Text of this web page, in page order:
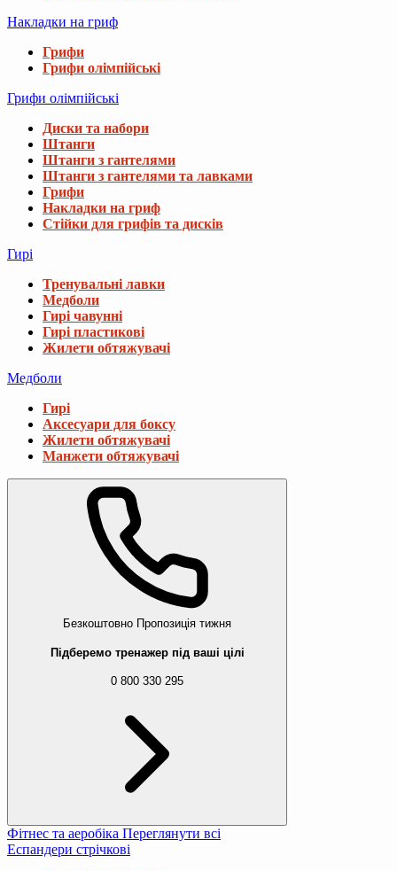
Накладки на гриф
Грифи
Грифи олімпійські
Грифи олімпійські
Диски та набори
Штанги
Штанги з гантелями
Штанги з гантелями та лавками
Грифи
Накладки на гриф
Стійки для грифів та дисків
Гирі
Тренувальні лавки
Медболи
Гирі чавунні
Гирі пластикові
Жилети обтяжувачі
Медболи
Гирі
Аксесуари для боксу
Жилети обтяжувачі
Манжети обтяжувачі
Безкоштовно Пропозиція тижня
Підберемо тренажер під ваші цілі
0 800 330 295
Фітнес та аеробіка Переглянути всі
Еспандери стрічкові